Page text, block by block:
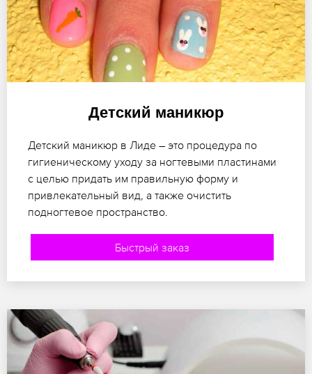
Детский маникюр
Детский маникюр в Лиде – это процедура по
гигиеническому уходу за ногтевыми пластинами
с целью придать им правильную форму и
привлекательный вид, а также очистить
подногтевое пространство.
Быстрый заказ